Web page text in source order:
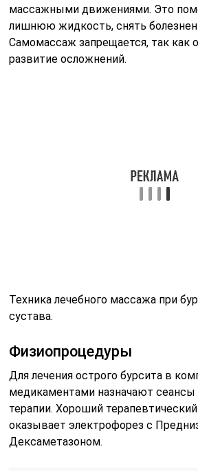
массажными движениями. Это
лишнюю жидкость, снять
Самомассаж запрещается, так как
развитие осложнений.
Для лечения острого бурсита в
медикаментами назначают сеансы
терапии. Хороший
гнойной или геморрагической формы
процедур врачи выделяют:
Электрофорез
. Под
силы тока происходит
препарата. При использовании
отсутствуют неприятные